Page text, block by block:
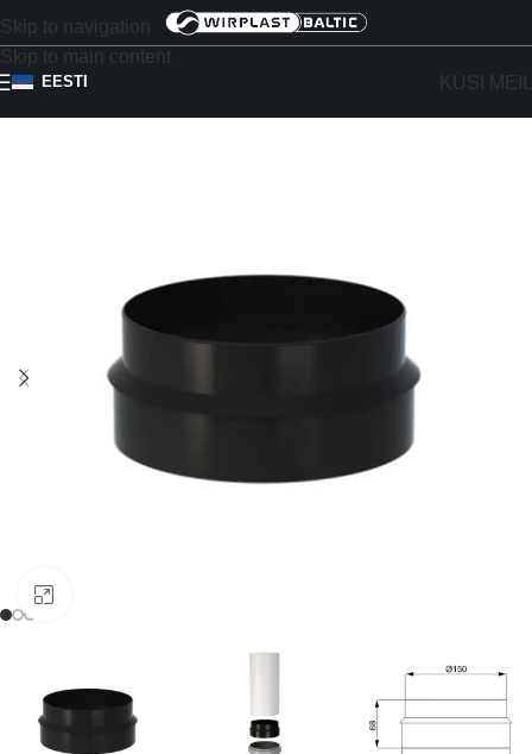
Skip to navigation
Skip to main content
EESTI KÜSI